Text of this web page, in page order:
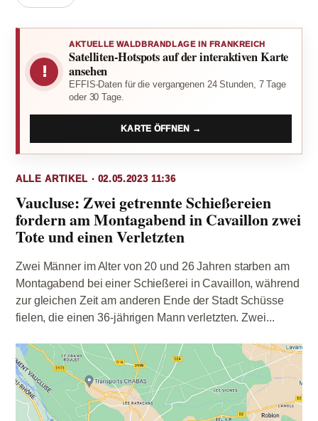
!
AKTUELLE WALDBRANDLAGE IN FRANKREICH
Satelliten-Hotspots auf der interaktiven Karte
ansehen
EFFIS-Daten für die vergangenen 24 Stunden, 7 Tage
oder 30 Tage.
KARTE ÖFFNEN →
ALLE ARTIKEL · 02.05.2023 11:36
Vaucluse: Zwei getrennte Schießereien
fordern am Montagabend in Cavaillon zwei
Tote und einen Verletzten
Zwei Männer im Alter von 20 und 26 Jahren starben am
Montagabend bei einer Schießerei in Cavaillon, während
zur gleichen Zeit am anderen Ende der Stadt Schüsse
fielen, die einen 36-jährigen Mann verletzten. Zwei...